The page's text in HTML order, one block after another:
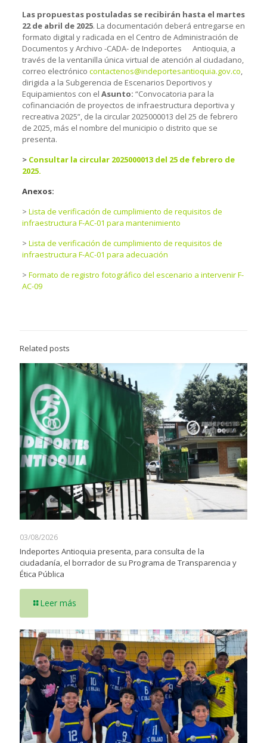
Las propuestas postuladas se recibirán hasta el martes
22 de abril de 2025. La documentación deberá entregarse en
formato digital y radicada en el Centro de Administración de
Documentos y Archivo -CADA- de Indeportes Antioquia, a
través de la ventanilla única virtual de atención al ciudadano,
correo electrónico contactenos@indeportesantioquia.gov.co,
dirigida a la Subgerencia de Escenarios Deportivos y
Equipamientos con el Asunto: “Convocatoria para la
cofinanciación de proyectos de infraestructura deportiva y
recreativa 2025”, de la circular 2025000013 del 25 de febrero
de 2025, más el nombre del municipio o distrito que se
presenta.
> Consultar la circular 2025000013 del 25 de febrero de
2025.
Anexos:
> Lista de verificación de cumplimiento de requisitos de
infraestructura F-AC-01 para mantenimiento
> Lista de verificación de cumplimiento de requisitos de
infraestructura F-AC-01 para adecuación
> Formato de registro fotográfico del escenario a intervenir F-
AC-09
Related posts
03/08/2026
Indeportes Antioquia presenta, para consulta de la
ciudadanía, el borrador de su Programa de Transparencia y
Ética Pública
Leer más